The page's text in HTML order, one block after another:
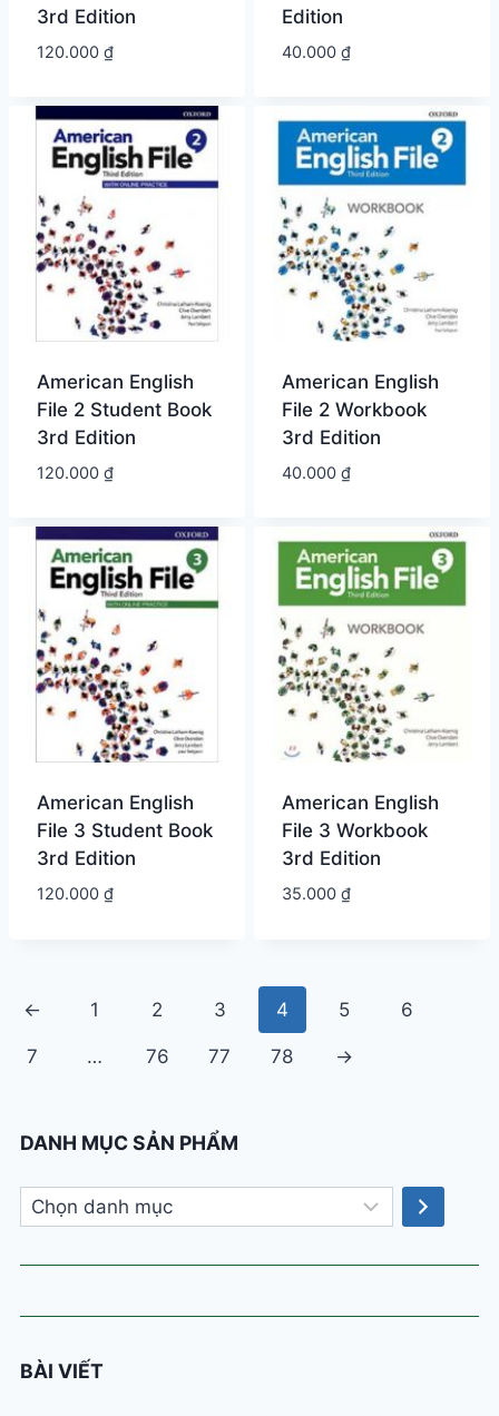
3rd Edition
120.000 ₫
Edition
40.000 ₫
American English
File 2 Student Book
3rd Edition
120.000 ₫
American English
File 2 Workbook
3rd Edition
40.000 ₫
American English
File 3 Student Book
3rd Edition
120.000 ₫
American English
File 3 Workbook
3rd Edition
35.000 ₫
← 1 2 3 4 5 6
7 … 76 77 78 →
DANH MỤC SẢN PHẨM
Chọn
danh
mục
BÀI VIẾT